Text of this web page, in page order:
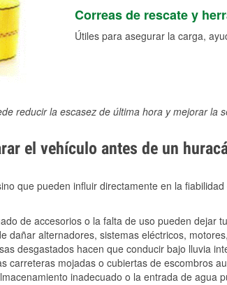
Correas de rescate y
Útiles para asegurar la carga,
reducir la escasez de última hora y mejorar
el vehículo antes de un
que pueden influir directamente en la
de accesorios o la falta de uso pueden dejar
dañar alternadores, sistemas eléctricos,
desgastados hacen que conducir bajo lluvia
carreteras mojadas o cubiertas de escombros
inadecuado o la entrada de agua